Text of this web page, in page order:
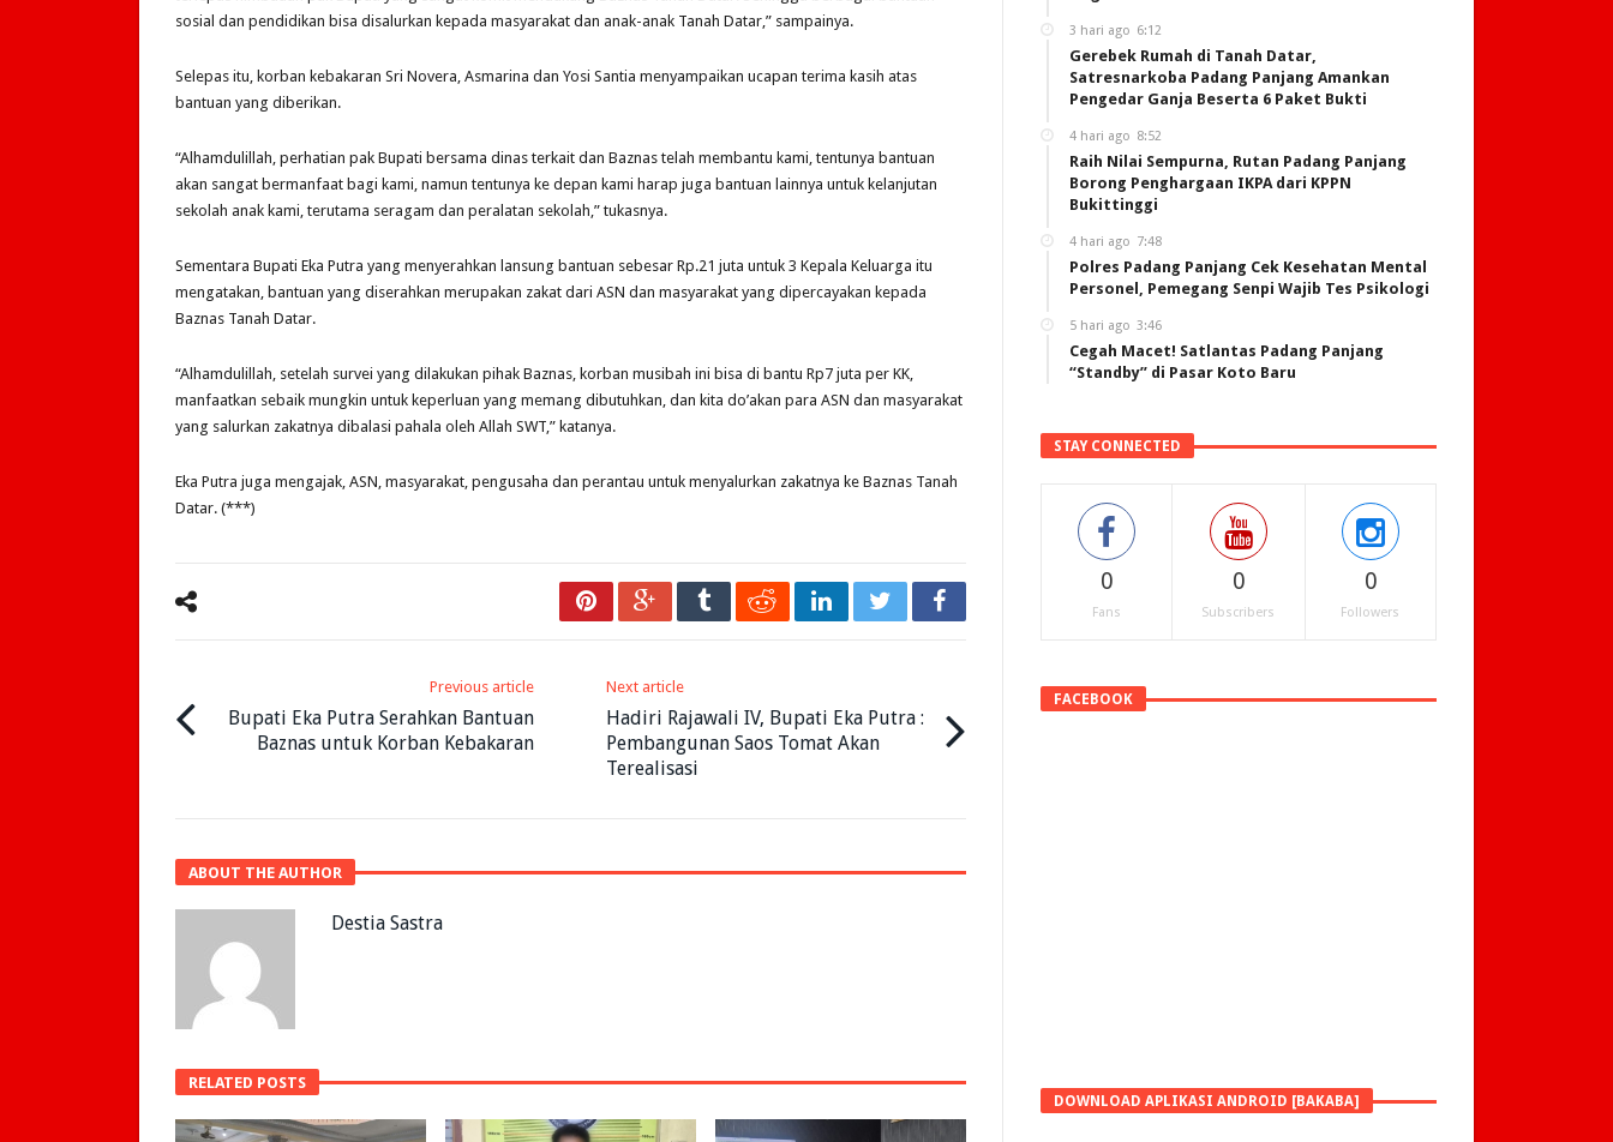
sosial dan pendidikan bisa disalurkan kepada masyarakat dan anak-anak Tanah Datar,” sampainya.
Selepas itu, korban kebakaran Sri Novera, Asmarina dan Yosi Santia menyampaikan ucapan terima kasih atas
bantuan yang diberikan.
“Alhamdulillah, perhatian pak Bupati bersama dinas terkait dan Baznas telah membantu kami, tentunya bantuan
akan sangat bermanfaat bagi kami, namun tentunya ke depan kami harap juga bantuan lainnya untuk kelanjutan
sekolah anak kami, terutama seragam dan peralatan sekolah,” tukasnya.
Sementara Bupati Eka Putra yang menyerahkan lansung bantuan sebesar Rp.21 juta untuk 3 Kepala Keluarga itu
mengatakan, bantuan yang diserahkan merupakan zakat dari ASN dan masyarakat yang dipercayakan kepada
Baznas Tanah Datar.
“Alhamdulillah, setelah survei yang dilakukan pihak Baznas, korban musibah ini bisa di bantu Rp7 juta per KK,
manfaatkan sebaik mungkin untuk keperluan yang memang dibutuhkan, dan kita do’akan para ASN dan masyarakat
yang salurkan zakatnya dibalasi pahala oleh Allah SWT,” katanya.
Eka Putra juga mengajak, ASN, masyarakat, pengusaha dan perantau untuk menyalurkan zakatnya ke Baznas Tanah
Datar. (***)
Previous article
Bupati Eka Putra Serahkan Bantuan
Baznas untuk Korban Kebakaran
Next article
Hadiri Rajawali IV, Bupati Eka Putra :
Pembangunan Saos Tomat Akan
Terealisasi
ABOUT THE AUTHOR
Destia Sastra
RELATED POSTS
3 hari ago 6:12
Gerebek Rumah di Tanah Datar,
Satresnarkoba Padang Panjang Amankan
Pengedar Ganja Beserta 6 Paket Bukti
4 hari ago 8:52
Raih Nilai Sempurna, Rutan Padang Panjang
Borong Penghargaan IKPA dari KPPN
Bukittinggi
4 hari ago 7:48
Polres Padang Panjang Cek Kesehatan Mental
Personel, Pemegang Senpi Wajib Tes Psikologi
5 hari ago 3:46
Cegah Macet! Satlantas Padang Panjang
“Standby” di Pasar Koto Baru
STAY CONNECTED
0
Fans
0
Subscribers
0
Followers
FACEBOOK
DOWNLOAD APLIKASI ANDROID [BAKABA]